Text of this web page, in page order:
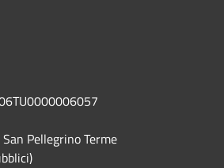
Pellegrino Terme